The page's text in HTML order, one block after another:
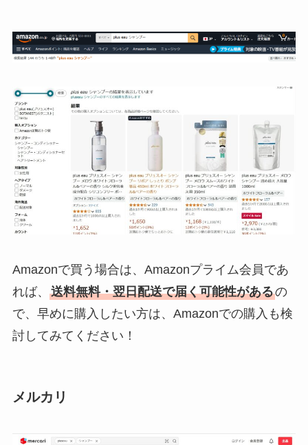
Amazonで買う場合は、Amazonプライム会員であ
れば、 送料無料・翌日配送で届く可能性があるの
で、早めに購入したい方は、Amazonでの購入も検
討してみてください！
メルカリ